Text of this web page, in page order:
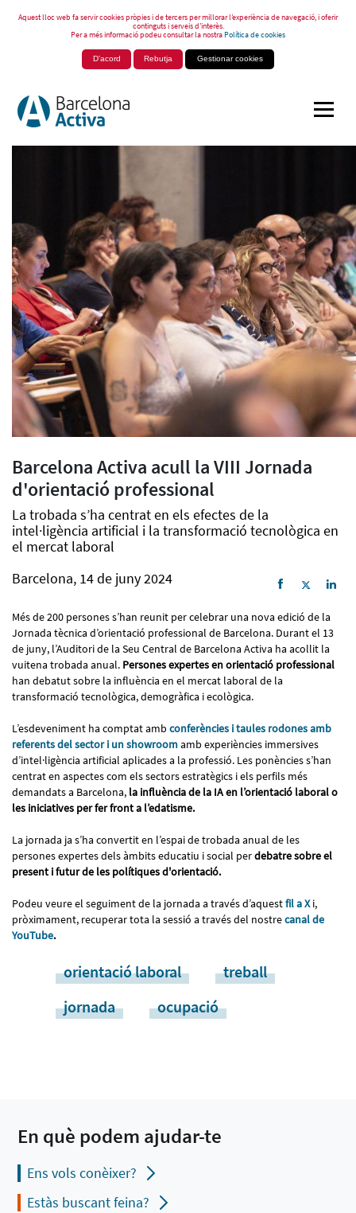
Aquest lloc web fa servir cookies pròpies i de tercers per millorar l’experiència de navegació, i oferir
continguts i serveis d’interès.
Per a més informació podeu consultar la nostraPolítica de cookies
D'acord Rebutja Gestionar cookies
Barcelona Activa acull la VIII Jornada
d'orientació professional
La trobada s’ha centrat en els efectes de la
intel·ligència artificial i la transformació tecnològica en
el mercat laboral
Barcelona, 14 de juny 2024
Més de 200 persones s’han reunit per celebrar una nova edició de la
Jornada tècnica d’orientació professional de Barcelona. Durant el 13
de juny, l’Auditori de la Seu Central de Barcelona Activa ha acollit la
vuitena trobada anual. Persones expertes en orientació professional
han debatut sobre la influència en el mercat laboral de la
transformació tecnològica, demogràfica i ecològica.
L’esdeveniment ha comptat amb conferències i taules rodones amb
referents del sector i un showroomamb experiències immersives
d’intel·ligència artificial aplicades a la professió. Les ponències s’han
centrat en aspectes com els sectors estratègics i els perfils més
demandats a Barcelona, la influència de la IA en l’orientació laboral o
les iniciatives per fer front a l’edatisme.
La jornada ja s’ha convertit en l’espai de trobada anual de les
persones expertes dels àmbits educatiu i social perdebatre sobre el
present i futur de les polítiques d'orientació.
Podeu veure el seguiment de la jornada a través d’aquestfil a X i,
pròximament, recuperar tota la sessió a través del nostrecanal de
YouTube.
orientació laboral
treball
jornada
ocupació
En què podem ajudar-te
Ens vols conèixer?
Estàs buscant feina?